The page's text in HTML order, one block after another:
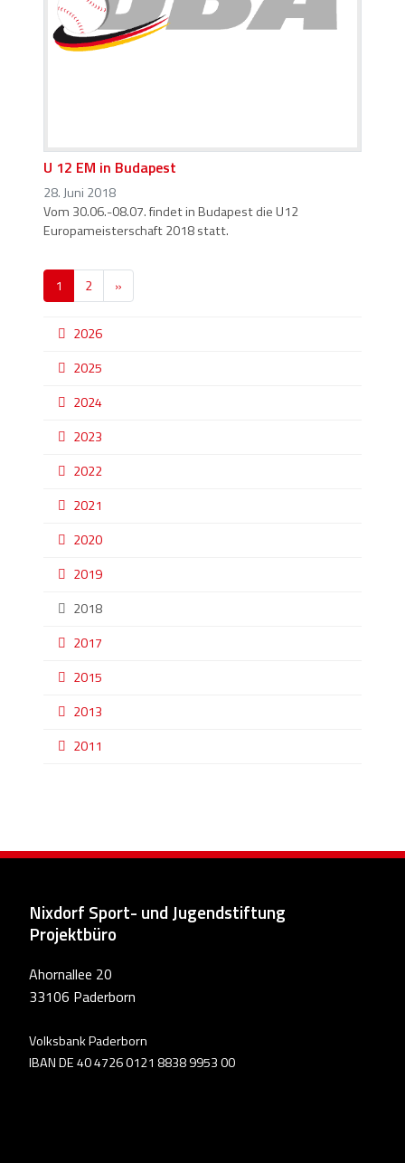
U 12 EM in Budapest
28. Juni 2018
Vom 30.06.-08.07. findet in Budapest die U12
Europameisterschaft 2018 statt.
1 2 »
2026
2025
2024
2023
2022
2021
2020
2019
2018
2017
2015
2013
2011
Nixdorf Sport- und Jugendstiftung
Projektbüro
Ahornallee 20
33106 Paderborn
Volksbank Paderborn
IBAN DE 40 4726 0121 8838 9953 00